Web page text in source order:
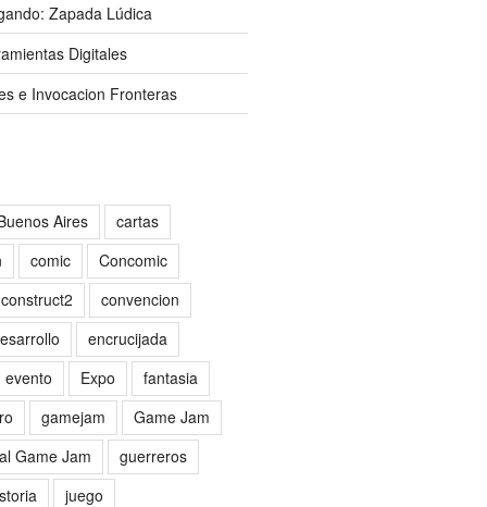
Zapada Lúdica
Digitales
e Invocacion Fronteras
Aires
cartas
comic
Concomic
construct2
convencion
encrucijada
evento Expo
fantasia
gamejam
Game Jam
Game Jam
guerreros
juego